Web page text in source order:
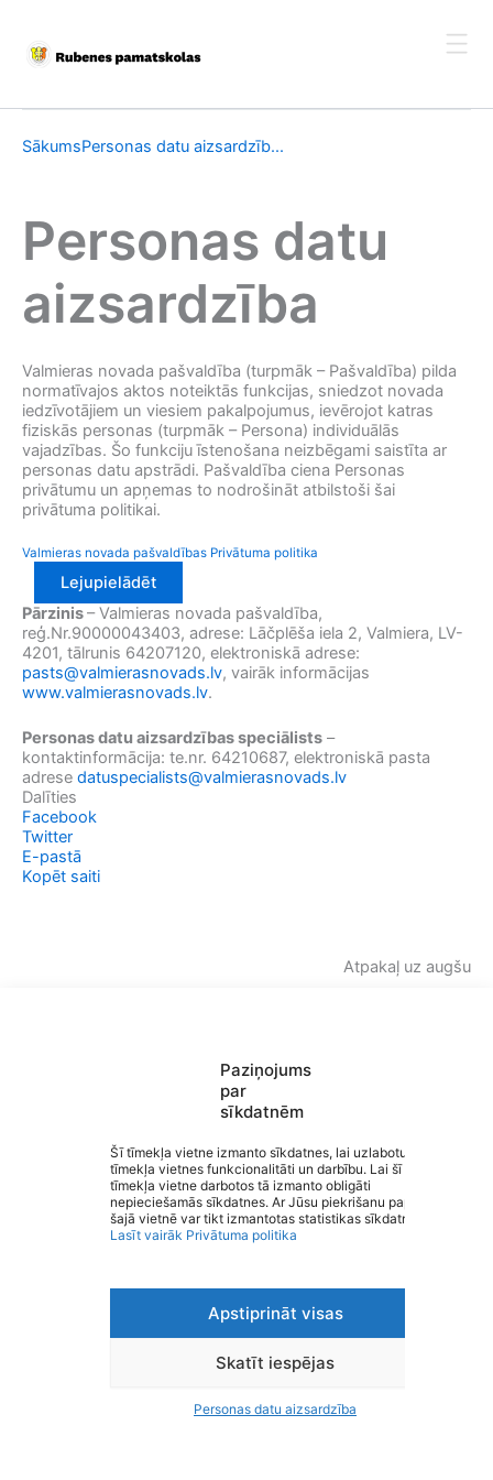
Paziņojums
par
sīkdatnēm
Šī tīmekļa vietne izmanto sīkdatnes, lai uzlabotu
tīmekļa vietnes funkcionalitāti un darbību. Lai šī
tīmekļa vietne darbotos tā izmanto obligāti
nepieciešamās sīkdatnes. Ar Jūsu piekrišanu papildus
šajā vietnē var tikt izmantotas statistikas sīkdatnes.
Lasīt vairāk Privātuma politika
Apstiprināt visas
Skatīt iespējas
Personas datu aizsardzība
content
SākumsPersonas datu aizsardzīb...
Personas datu
aizsardzība
Valmieras novada pašvaldība (turpmāk – Pašvaldība) pilda
normatīvajos aktos noteiktās funkcijas, sniedzot novada
iedzīvotājiem un viesiem pakalpojumus, ievērojot katras
fiziskās personas (turpmāk – Persona) individuālās
vajadzības. Šo funkciju īstenošana neizbēgami saistīta ar
personas datu apstrādi. Pašvaldība ciena Personas
privātumu un apņemas to nodrošināt atbilstoši šai
privātuma politikai.
Valmieras novada pašvaldības Privātuma politika
Lejupielādēt
Pārzinis– Valmieras novada pašvaldība,
reģ.Nr.90000043403, adrese: Lāčplēša iela 2, Valmiera, LV-
4201, tālrunis 64207120, elektroniskā adrese:
pasts@valmierasnovads.lv, vairāk informācijas
www.valmierasnovads.lv.
Personas datu aizsardzības speciālists –
kontaktinformācija: te.nr. 64210687, elektroniskā pasta
adrese datuspecialists@valmierasnovads.lv
Dalīties
Facebook
Twitter
E-pastā
Kopēt saiti
Atpakaļ uz augšu
Rubenes pamatskola
Izvēlne
Ātrās saites
Sociālie tīkli
Privātuma politika
Personas datu aizsardzība